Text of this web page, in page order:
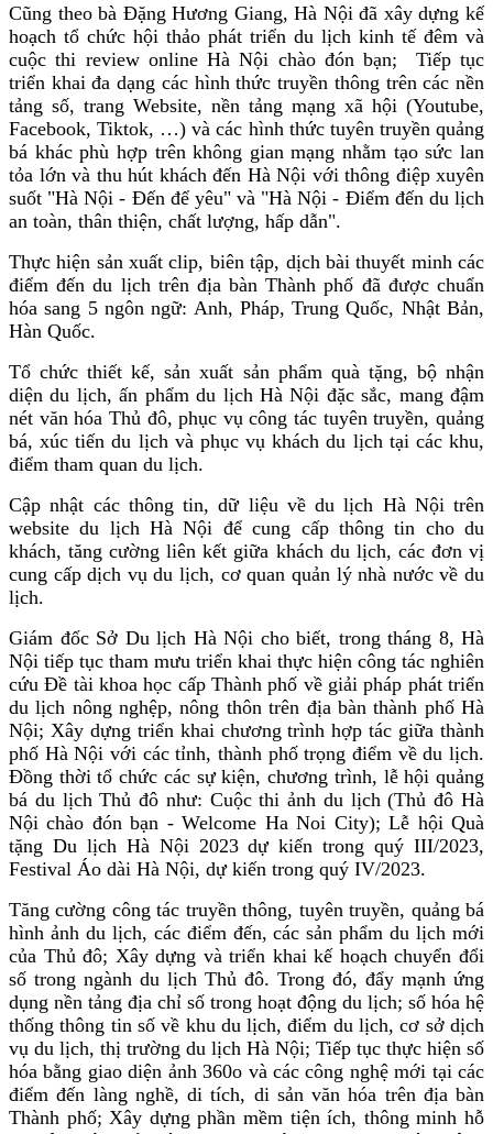
Cũng theo bà Đặng Hương Giang, Hà Nội đã xây dựng kế
hoạch tổ chức hội thảo phát triển du lịch kinh tế đêm và
cuộc thi review online Hà Nội chào đón bạn; Tiếp tục
triển khai đa dạng các hình thức truyền thông trên các nền
tảng số, trang Website, nền tảng mạng xã hội (Youtube,
Facebook, Tiktok, …) và các hình thức tuyên truyền quảng
bá khác phù hợp trên không gian mạng nhằm tạo sức lan
tỏa lớn và thu hút khách đến Hà Nội với thông điệp xuyên
suốt "Hà Nội - Đến để yêu" và "Hà Nội - Điểm đến du lịch
an toàn, thân thiện, chất lượng, hấp dẫn".
Thực hiện sản xuất clip, biên tập, dịch bài thuyết minh các
điểm đến du lịch trên địa bàn Thành phố đã được chuẩn
hóa sang 5 ngôn ngữ: Anh, Pháp, Trung Quốc, Nhật Bản,
Hàn Quốc.
Tổ chức thiết kế, sản xuất sản phẩm quà tặng, bộ nhận
diện du lịch, ấn phẩm du lịch Hà Nội đặc sắc, mang đậm
nét văn hóa Thủ đô, phục vụ công tác tuyên truyền, quảng
bá, xúc tiến du lịch và phục vụ khách du lịch tại các khu,
điểm tham quan du lịch.
Cập nhật các thông tin, dữ liệu về du lịch Hà Nội trên
website du lịch Hà Nội để cung cấp thông tin cho du
khách, tăng cường liên kết giữa khách du lịch, các đơn vị
cung cấp dịch vụ du lịch, cơ quan quản lý nhà nước về du
lịch.
Giám đốc Sở Du lịch Hà Nội cho biết, trong tháng 8, Hà
Nội tiếp tục tham mưu triển khai thực hiện công tác nghiên
cứu Đề tài khoa học cấp Thành phố về giải pháp phát triển
du lịch nông nghệp, nông thôn trên địa bàn thành phố Hà
Nội; Xây dựng triển khai chương trình hợp tác giữa thành
phố Hà Nội với các tỉnh, thành phố trọng điểm về du lịch.
Đồng thời tổ chức các sự kiện, chương trình, lễ hội quảng
bá du lịch Thủ đô như: Cuộc thi ảnh du lịch (Thủ đô Hà
Nội chào đón bạn - Welcome Ha Noi City); Lễ hội Quà
tặng Du lịch Hà Nội 2023 dự kiến trong quý III/2023,
Festival Áo dài Hà Nội, dự kiến trong quý IV/2023.
Tăng cường công tác truyền thông, tuyên truyền, quảng bá
hình ảnh du lịch, các điểm đến, các sản phẩm du lịch mới
của Thủ đô; Xây dựng và triển khai kế hoạch chuyển đổi
số trong ngành du lịch Thủ đô. Trong đó, đẩy mạnh ứng
dụng nền tảng địa chỉ số trong hoạt động du lịch; số hóa hệ
thống thông tin số về khu du lịch, điểm du lịch, cơ sở dịch
vụ du lịch, thị trường du lịch Hà Nội; Tiếp tục thực hiện số
hóa bằng giao diện ảnh 360o và các công nghệ mới tại các
điểm đến làng nghề, di tích, di sản văn hóa trên địa bàn
Thành phố; Xây dựng phần mềm tiện ích, thông minh hỗ